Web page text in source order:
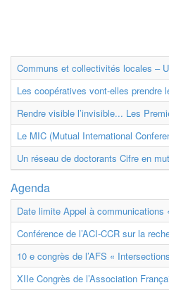
Communs et collectivités locales –
Les coopératives vont-elles prendre
Rendre visible l’invisible... Les
Le MIC (Mutual International
Un réseau de doctorants Cifre en
Agenda
Date limite Appel à communications
Conférence de l’ACI-CCR sur la
10 e congrès de l’AFS «
XIIe Congrès de l’Association